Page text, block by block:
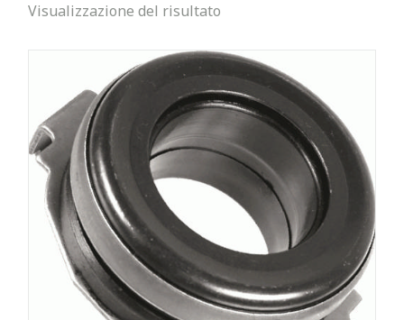
Visualizzazione del risultato